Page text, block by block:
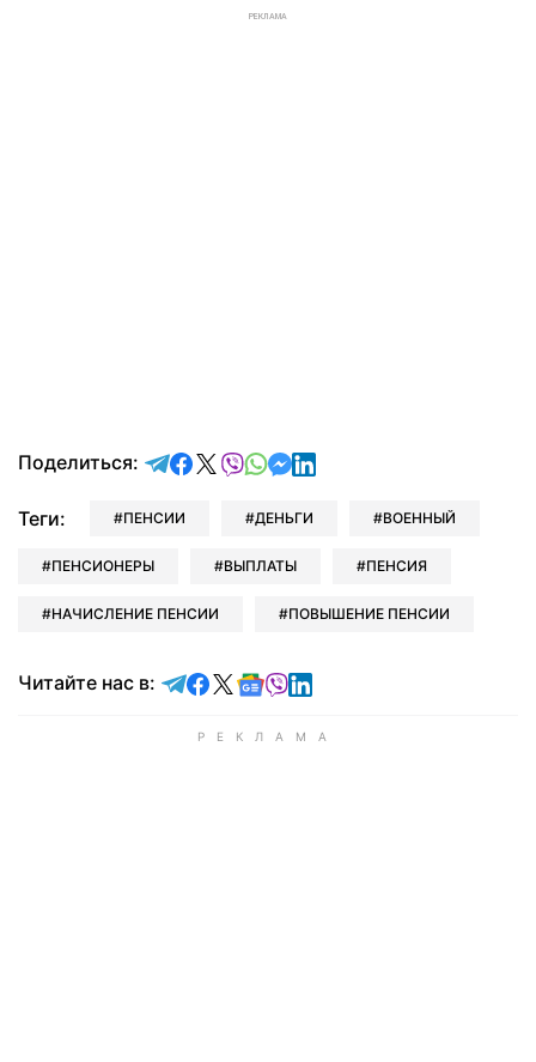
РЕКЛАМА
Поделиться: отправить в Telegram
поделиться в Facebook
поделиться в X
отправить в Viber
отправить в Whatsapp
отправить в Messenger
отправить в LinkedIn
Теги: ПЕНСИИ ДЕНЬГИ ВОЕННЫЙ
ПЕНСИОНЕРЫ ВЫПЛАТЫ ПЕНСИЯ
НАЧИСЛЕНИЕ ПЕНСИИ ПОВЫШЕНИЕ ПЕНСИИ
Читайте нас в: Читайте в Telegram
Читайте в Facebook
Читайте в X
Читайте в Google news
Читайте в Viber
Читайте в LinkedIn